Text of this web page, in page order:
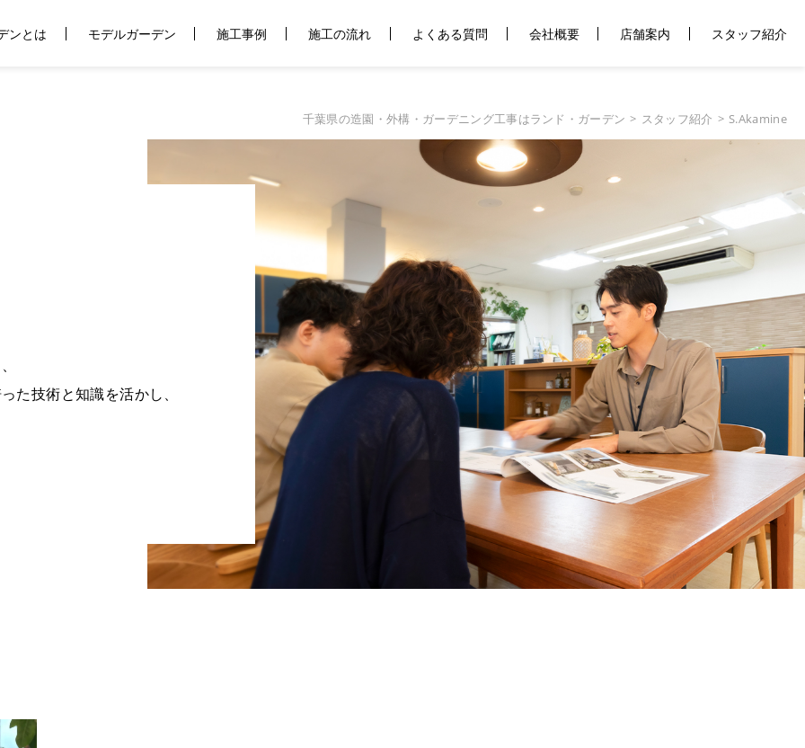
ンとは モデルガーデン 施工事例 施工の流れ よくある質問 会社概要 店舗案内 スタッフ紹介
千葉県の造園・外構・ガーデニング工事はランド・ガーデン スタッフ紹介 S.Akamine
た技術と知識を活かし、